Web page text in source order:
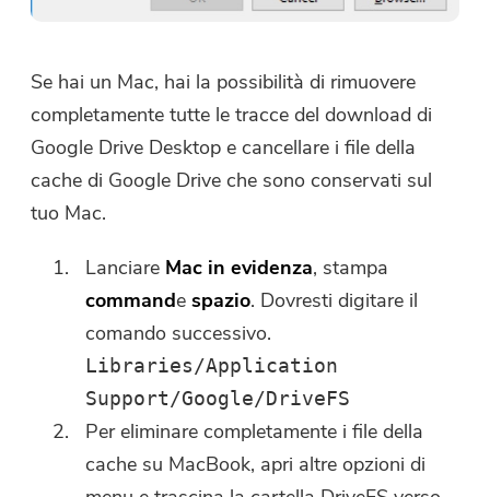
Se hai un Mac, hai la possibilità di rimuovere
completamente tutte le tracce del download di
Google Drive Desktop e cancellare i file della
cache di Google Drive che sono conservati sul
tuo Mac.
Lanciare Mac in evidenza, stampa
commandespazio. Dovresti digitare il
comando successivo.
Libraries/Application
Support/Google/DriveFS
Per eliminare completamente i file della
cache su MacBook, apri altre opzioni di